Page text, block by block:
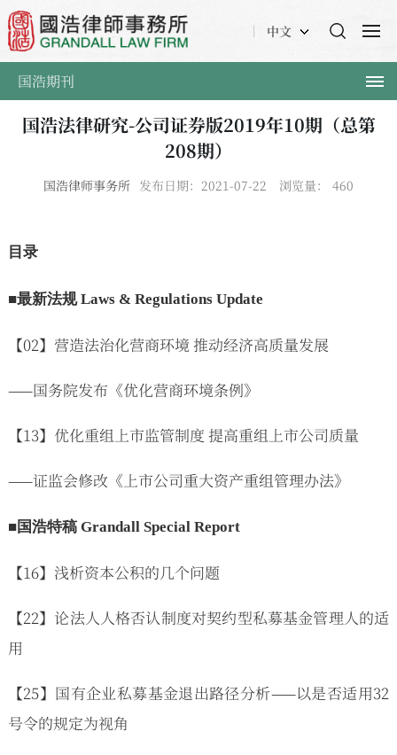
中文
国浩期刊
国浩法律研究-公司证券版2019年10期（总第
208期）
国浩律师事务所 发布日期：2021-07-22 浏览量： 460
目录
■最新法规 Laws & Regulations Update
【02】营造法治化营商环境 推动经济高质量发展
——国务院发布《优化营商环境条例》
【13】优化重组上市监管制度 提高重组上市公司质量
——证监会修改《上市公司重大资产重组管理办法》
■国浩特稿 Grandall Special Report
【16】浅析资本公积的几个问题
【22】论法人人格否认制度对契约型私募基金管理人的适
用
【25】国有企业私募基金退出路径分析——以是否适用32
号令的规定为视角